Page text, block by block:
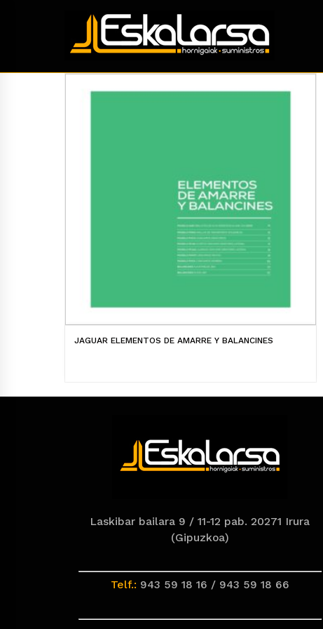
JAGUAR ELEMENTOS DE AMARRE Y BALANCINES
Laskibar bailara 9 / 11-12 pab. 20271 Irura
(Gipuzkoa)
Telf.: 943 59 18 16 / 943 59 18 66